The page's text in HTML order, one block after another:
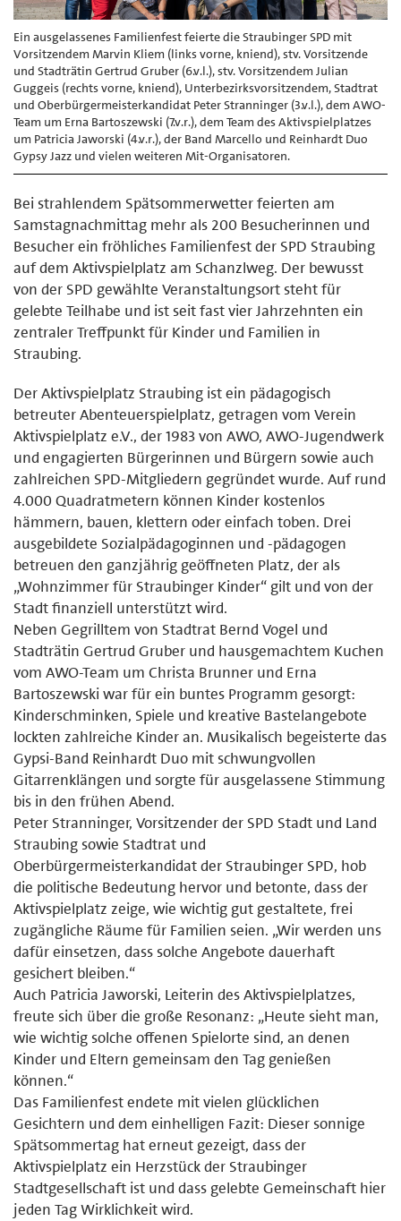
Ein ausgelassenes Familienfest feierte die Straubinger SPD mit
Vorsitzendem Marvin Kliem (links vorne, kniend), stv. Vorsitzende
und Stadträtin Gertrud Gruber (6.v.l.), stv. Vorsitzendem Julian
Guggeis (rechts vorne, kniend), Unterbezirksvorsitzendem, Stadtrat
und Oberbürgermeisterkandidat Peter Stranninger (3.v.l.), dem AWO-
Team um Erna Bartoszewski (7.v.r.), dem Team des Aktivspielplatzes
um Patricia Jaworski (4.v.r.), der Band Marcello und Reinhardt Duo
Gypsy Jazz und vielen weiteren Mit-Organisatoren.
Bei strahlendem Spätsommerwetter feierten am
Samstagnachmittag mehr als 200 Besucherinnen und
Besucher ein fröhliches Familienfest der SPD Straubing
auf dem Aktivspielplatz am Schanzlweg. Der bewusst
von der SPD gewählte Veranstaltungsort steht für
gelebte Teilhabe und ist seit fast vier Jahrzehnten ein
zentraler Treffpunkt für Kinder und Familien in
Straubing.
Der Aktivspielplatz Straubing ist ein pädagogisch
betreuter Abenteuerspielplatz, getragen vom Verein
Aktivspielplatz e.V., der 1983 von AWO, AWO-Jugendwerk
und engagierten Bürgerinnen und Bürgern sowie auch
zahlreichen SPD-Mitgliedern gegründet wurde. Auf rund
4.000 Quadratmetern können Kinder kostenlos
hämmern, bauen, klettern oder einfach toben. Drei
ausgebildete Sozialpädagoginnen und -pädagogen
betreuen den ganzjährig geöffneten Platz, der als
„Wohnzimmer für Straubinger Kinder“ gilt und von der
Stadt finanziell unterstützt wird.
Neben Gegrilltem von Stadtrat Bernd Vogel und
Stadträtin Gertrud Gruber und hausgemachtem Kuchen
vom AWO-Team um Christa Brunner und Erna
Bartoszewski war für ein buntes Programm gesorgt:
Kinderschminken, Spiele und kreative Bastelangebote
lockten zahlreiche Kinder an. Musikalisch begeisterte das
Gypsi-Band Reinhardt Duo mit schwungvollen
Gitarrenklängen und sorgte für ausgelassene Stimmung
bis in den frühen Abend.
Peter Stranninger, Vorsitzender der SPD Stadt und Land
Straubing sowie Stadtrat und
Oberbürgermeisterkandidat der Straubinger SPD, hob
die politische Bedeutung hervor und betonte, dass der
Aktivspielplatz zeige, wie wichtig gut gestaltete, frei
zugängliche Räume für Familien seien. „Wir werden uns
dafür einsetzen, dass solche Angebote dauerhaft
gesichert bleiben.“
Auch Patricia Jaworski, Leiterin des Aktivspielplatzes,
freute sich über die große Resonanz: „Heute sieht man,
wie wichtig solche offenen Spielorte sind, an denen
Kinder und Eltern gemeinsam den Tag genießen
können.“
Das Familienfest endete mit vielen glücklichen
Gesichtern und dem einhelligen Fazit: Dieser sonnige
Spätsommertag hat erneut gezeigt, dass der
Aktivspielplatz ein Herzstück der Straubinger
Stadtgesellschaft ist und dass gelebte Gemeinschaft hier
jeden Tag Wirklichkeit wird.